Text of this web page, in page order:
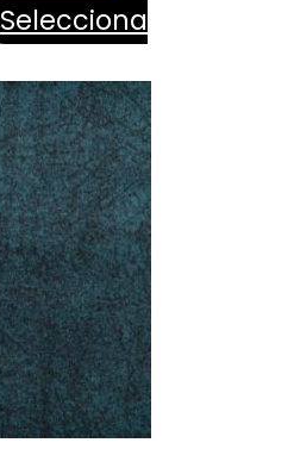
Selecciona